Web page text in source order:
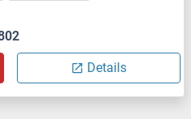
Details